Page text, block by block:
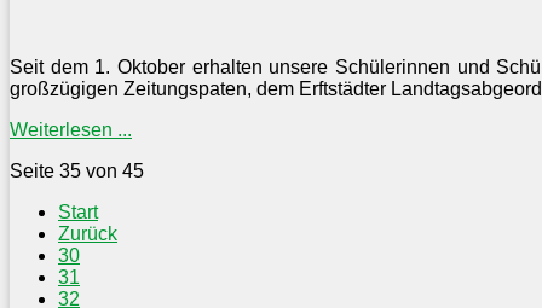
Seit dem 1. Oktober erhalten unsere Schülerinnen und
großzügigen Zeitungspaten, dem Erftstädter
Weiterlesen ...
Seite 35 von 45
Start
Zurück
30
31
32